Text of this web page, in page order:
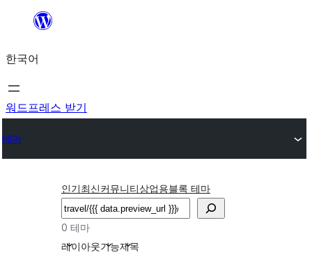
츠
로
바
가
한국어
워드프레스 받기
테마
인기최신커뮤니티상업용블록 테마
검
색
0 테마
레이아웃기능제목